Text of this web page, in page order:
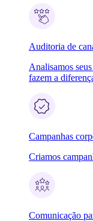
Auditoria de
Analisamos
fazem a
Campanhas
Criamos
Comunicação